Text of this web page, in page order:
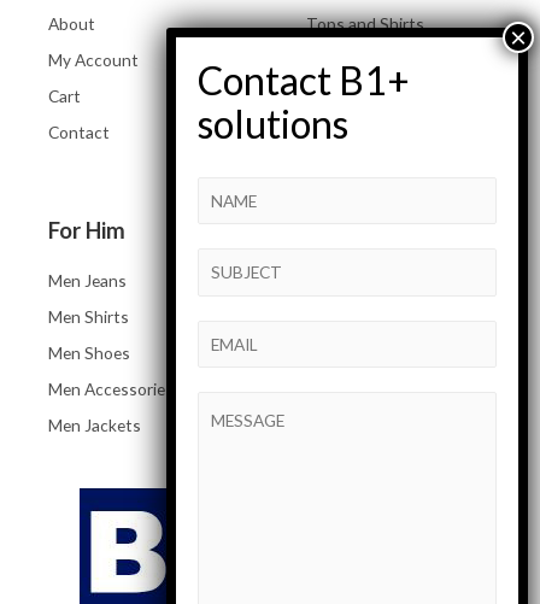
About
My Account
Cart
Contact
Tops and Shirts
Heels and Flats
Women Accessories
For Him
Men Jeans
Men Shirts
Men Shoes
Men Accessories
Men Jackets